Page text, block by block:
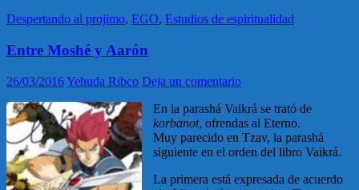
Despertando al projimo, EGO, Estudios de espiritualidad
Entre Moshé y Aarón
26/03/2016Yehuda Ribco Deja un comentario
En la parashá Vaikrá se trató de
korbanot, ofrendas al Eterno.
Muy parecido en Tzav, la parashá
siguiente en el orden del libro Vaikrá.
La primera está expresada de acuerdo